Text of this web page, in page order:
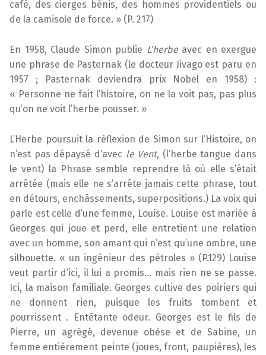
café, des cierges bénis, des hommes providentiels ou
de la camisole de force. » (P. 217)
En 1958, Claude Simon publie L’herbeavec en exergue
une phrase de Pasternak (le docteur Jivago est paru en
1957 ; Pasternak deviendra prix Nobel en 1958) :
« Personne ne fait l’histoire, on ne la voit pas, pas plus
qu’on ne voit l’herbe pousser. »
L’Herbe poursuit la réflexion de Simon sur l’Histoire, on
n’est pas dépaysé d’avec le Vent, (l’herbe tangue dans
le vent) la Phrase semble reprendre là où elle s’était
arrêtée (mais elle ne s’arrête jamais cette phrase, tout
en détours, enchâssements, superpositions.) La voix qui
parle est celle d’une femme, Louise. Louise est mariée à
Georges qui joue et perd, elle entretient une relation
avec un homme, son amant qui n’est qu’une ombre, une
silhouette. « un ingénieur des pétroles » (P.129) Louise
veut partir d’ici, il lui a promis… mais rien ne se passe.
Ici, la maison familiale. Georges cultive des poiriers qui
ne donnent rien, puisque les fruits tombent et
pourrissent . Entêtante odeur. Georges est le fils de
Pierre, un agrégé, devenue obèse et de Sabine, un
femme entièrement peinte (joues, front, paupières), les